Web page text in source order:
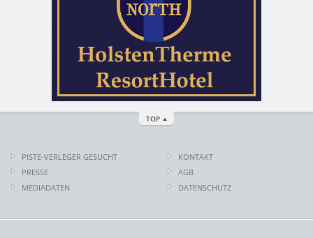
TOP
PISTE-VERLEGER GESUCHT
PRESSE
MEDIADATEN
KONTAKT
AGB
DATENSCHUTZ